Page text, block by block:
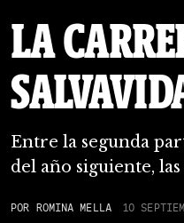
LA
Entre la segunda
del año siguiente,
POR ROMINA MELLA 10